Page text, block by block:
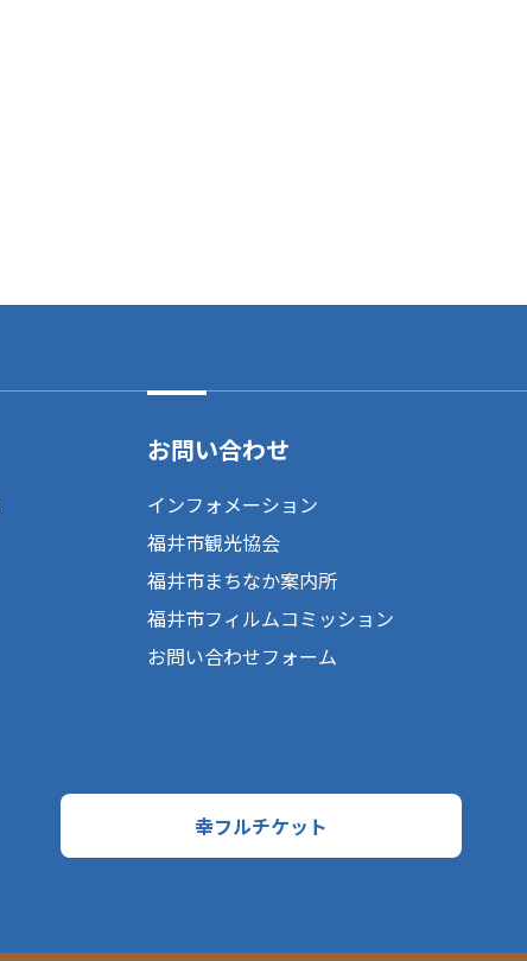
お問い合わせ
インフォメーション
福井市観光協会
福井市まちなか案内所
福井市フィルムコミッション
お問い合わせフォーム
幸フルチケット